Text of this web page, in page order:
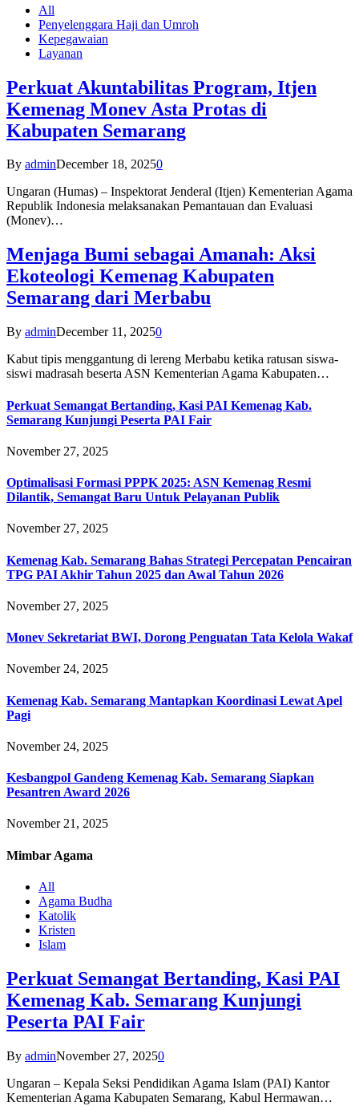
All
Penyelenggara Haji dan Umroh
Kepegawaian
Layanan
Perkuat Akuntabilitas Program, Itjen
Kemenag Monev Asta Protas di
Kabupaten Semarang
By adminDecember 18, 20250
Ungaran (Humas) – Inspektorat Jenderal (Itjen) Kementerian Agama
Republik Indonesia melaksanakan Pemantauan dan Evaluasi
(Monev)…
Menjaga Bumi sebagai Amanah: Aksi
Ekoteologi Kemenag Kabupaten
Semarang dari Merbabu
By adminDecember 11, 20250
Kabut tipis menggantung di lereng Merbabu ketika ratusan siswa-
siswi madrasah beserta ASN Kementerian Agama Kabupaten…
Perkuat Semangat Bertanding, Kasi PAI Kemenag Kab.
Semarang Kunjungi Peserta PAI Fair
November 27, 2025
Optimalisasi Formasi PPPK 2025: ASN Kemenag Resmi
Dilantik, Semangat Baru Untuk Pelayanan Publik
November 27, 2025
Kemenag Kab. Semarang Bahas Strategi Percepatan Pencairan
TPG PAI Akhir Tahun 2025 dan Awal Tahun 2026
November 27, 2025
Monev Sekretariat BWI, Dorong Penguatan Tata Kelola Wakaf
November 24, 2025
Kemenag Kab. Semarang Mantapkan Koordinasi Lewat Apel
Pagi
November 24, 2025
Kesbangpol Gandeng Kemenag Kab. Semarang Siapkan
Pesantren Award 2026
November 21, 2025
Mimbar Agama
All
Agama Budha
Katolik
Kristen
Islam
Perkuat Semangat Bertanding, Kasi PAI
Kemenag Kab. Semarang Kunjungi
Peserta PAI Fair
By adminNovember 27, 20250
Ungaran – Kepala Seksi Pendidikan Agama Islam (PAI) Kantor
Kementerian Agama Kabupaten Semarang, Kabul Hermawan…